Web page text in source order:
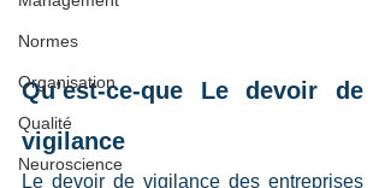
Normes
Organisation
Qualité
Neuroscience
Qu’est-ce-que Le devoir de
vigilance
Le devoir de vigilance des entreprises